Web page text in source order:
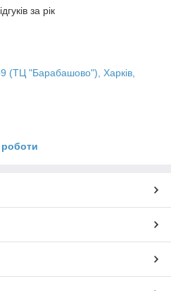
Мобільна програма
ФункціїАнти-Стоп
(для
пропонуєсучасне,
за рік
(ТЦ "Барабашово"), Харків,
роботи